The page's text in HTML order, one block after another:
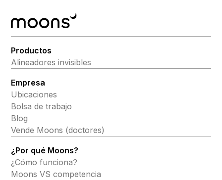
Productos
Alineadores invisibles
Empresa
Ubicaciones
Bolsa de trabajo
Blog
Vende Moons (doctores)
¿Por qué Moons?
¿Cómo funciona?
Moons VS competencia